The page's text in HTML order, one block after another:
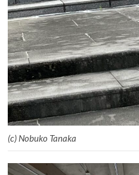
(c) Nobuko Tanaka